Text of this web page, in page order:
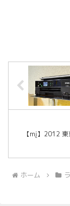
【mį】2012
ホーム